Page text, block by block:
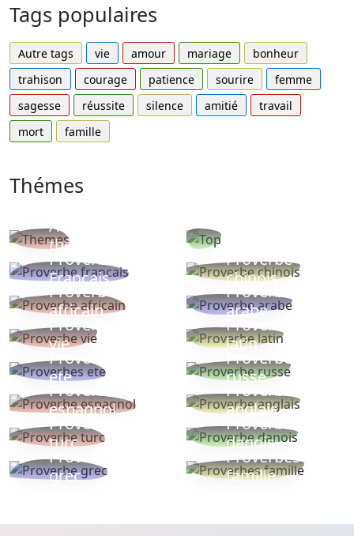
Tags populaires
Autre tags vie amour mariage
bonheur
trahison
courage patience sourire
femme
sagesse
réussite silence amitié
travail
mort
famille
Thémes
Autres
thèmes
Proverbe
Français
Proverbe
chinois
Proverbe
africain
Proverbe
arabe
Proverbe
vie
Proverbe
latin
Proverbes
ete
Proverbe
russe
Proverbe
espagnol
Proverbe
anglais
Proverbe
turc
Proverbe
danois
Proverbe
grec
Proverbes
famille